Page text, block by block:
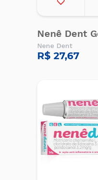
Nenê Dent
Nene Dent
R$ 27,67